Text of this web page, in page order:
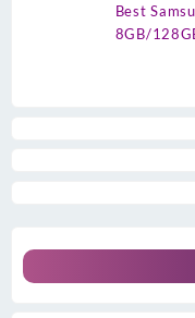
Best
8GB/